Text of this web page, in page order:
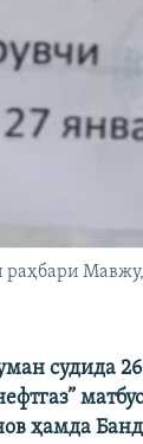
судида 26
ҳамда